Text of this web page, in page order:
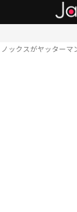
ックスがヤッター